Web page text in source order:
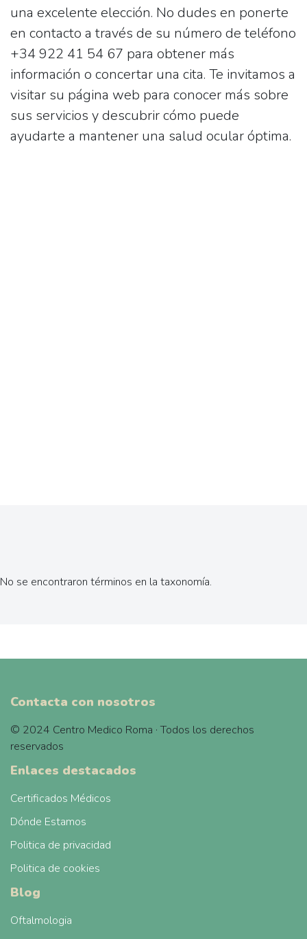
una excelente elección. No dudes en ponerte
en contacto a través de su número de teléfono
+34 922 41 54 67 para obtener más
información o concertar una cita. Te invitamos a
visitar su página web para conocer más sobre
sus servicios y descubrir cómo puede
ayudarte a mantener una salud ocular óptima.
No se encontraron términos en la taxonomía.
Contacta con nosotros
© 2024 Centro Medico Roma · Todos los derechos
reservados
Enlaces destacados
Certificados Médicos
Dónde Estamos
Politica de privacidad
Politica de cookies
Blog
Oftalmologia